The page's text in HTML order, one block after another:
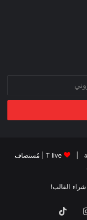
T live | مُستضاف
شراء القالب!
انستقرام